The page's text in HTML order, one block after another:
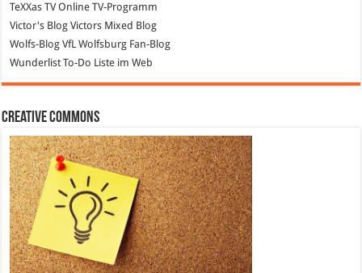
TeXXas TVOnline TV-Programm
Victor's Blog Victors Mixed Blog
Wolfs-Blog VfL Wolfsburg Fan-Blog
WunderlistTo-Do Liste im Web
Creative Commons